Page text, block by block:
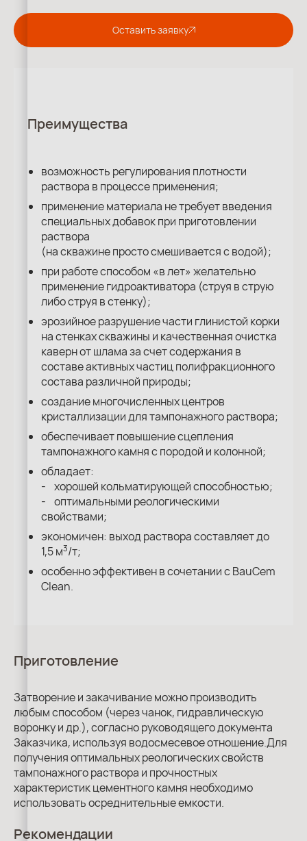
Оставить заявку
Преимущества
возможность регулирования плотности
раствора в процессе применения;
применение материала не требует введения
специальных добавок при приготовлении
раствора
(на скважине просто смешивается с водой);
при работе способом «в лет» желательно
применение гидроактиватора (струя в струю
либо струя в стенку);
эрозийное разрушение части глинистой корки
на стенках скважины и качественная очистка
каверн от шлама за счет содержания в
составе активных частиц полифракционного
состава различной природы;
создание многочисленных центров
кристаллизации для тампонажного раствора;
обеспечивает повышение сцепления
тампонажного камня с породой и колонной;
обладает:
- хорошей кольматирующей способностью;
- оптимальными реологическими
свойствами;
экономичен: выход раствора составляет до
1,5 м3/т;
особенно эффективен в сочетании с BauCem
Clean.
Приготовление
Затворение и закачивание можно производить
любым способом (через чанок, гидравлическую
воронку и др.), согласно руководящего документа
Заказчика, используя водосмесевое отношение.Для
получения оптимальных реологических свойств
тампонажного раствора и прочностных
характеристик цементного камня необходимо
использовать осреднительные емкости.
Рекомендации